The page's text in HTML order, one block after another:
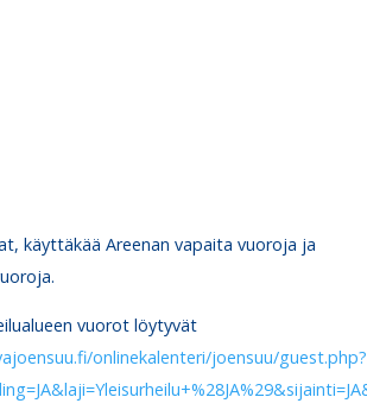
käyttäkää Areenan vapaita vuoroja ja
vuorot löytyvät
onlinekalenteri/joensuu/guest.php?